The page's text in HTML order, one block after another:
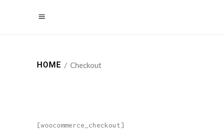
HOME / Checkout
[woocommerce_checkout]